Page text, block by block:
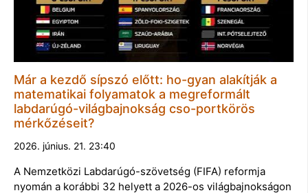
Már a kezdő sípszó előtt: ho-gyan alakítják a
matematikai folyamatok a megreformált
labdarúgó-világbajnokság cso-portkörös
mérkőzéseit?
2026. június. 21. 23:40
A Nemzetközi Labdarúgó-szövetség (FIFA) reformja
nyomán a korábbi 32 helyett a 2026-os világbajnokságon